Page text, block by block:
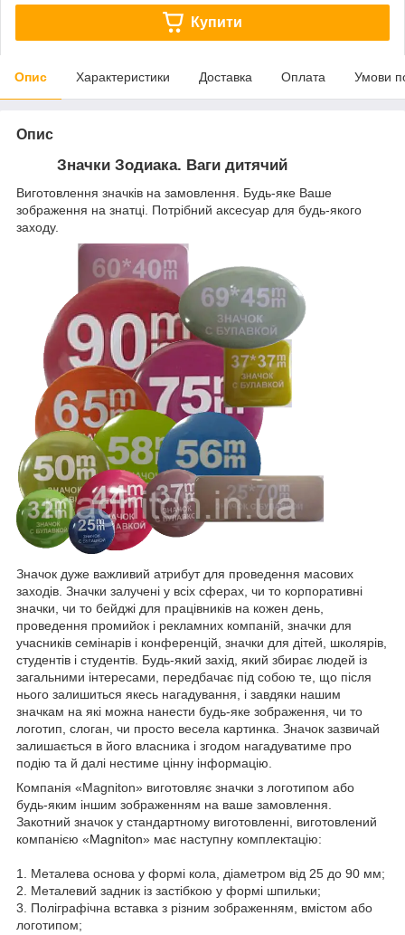
Купити
Опис Характеристики Доставка Оплата Умови
Опис
Значки Зодиака. Ваги дитячий
Виготовлення значків на замовлення. Будь-яке Ваше
зображення на знатці. Потрібний аксесуар для будь-якого
заходу.
Значок дуже важливий атрибут для проведення масових
заходів. Значки залучені у всіх сферах, чи то корпоративні
значки, чи то бейджі для працівників на кожен день,
проведення промийок і рекламних компаній, значки для
учасників семінарів і конференцій, значки для дітей, школярів,
студентів і студентів. Будь-який захід, який збирає людей із
загальними інтересами, передбачає під собою те, що після
нього залишиться якесь нагадування, і завдяки нашим
значкам на які можна нанести будь-яке зображення, чи то
логотип, слоган, чи просто весела картинка. Значок зазвичай
залишається в його власника і згодом нагадуватиме про
подію та й далі нестиме цінну інформацію.
Компанія «Magniton» виготовляє значки з логотипом або
будь-яким іншим зображенням на ваше замовлення.
Закотний значок у стандартному виготовленні, виготовлений
компанією «Magniton» має наступну комплектацію:
1. Металева основа у формі кола, діаметром від 25 до 90 мм;
2. Металевий задник із застібкою у формі шпильки;
3. Поліграфічна вставка з різним зображенням, вмістом або
логотипом;